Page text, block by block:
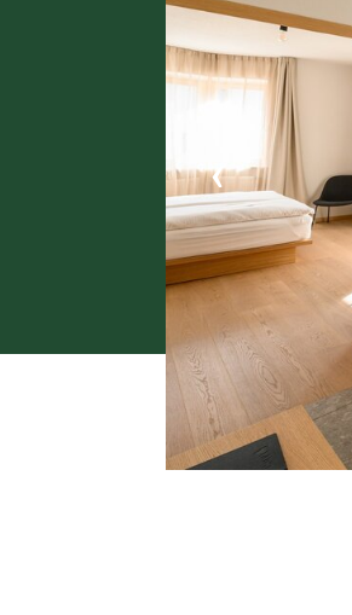
‹